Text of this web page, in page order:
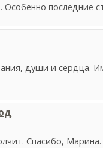
Особенно последние
души и сердца.
Спасибо, Марина.